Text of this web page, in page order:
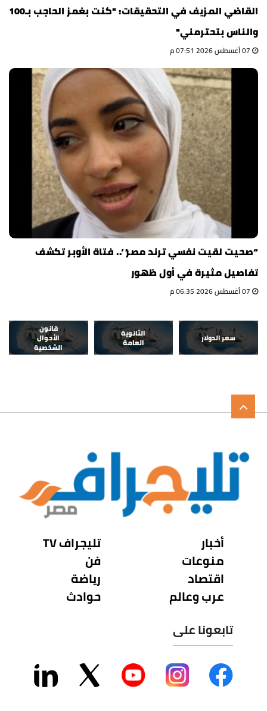
القاضي المزيف في التحقيقات: "كنت بغمز الحاجب بـ100
والناس بتحترمني"
“صحيت لقيت نفسي ترند مصر”.. فتاة الأوبر تكشف
تفاصيل مثيرة في أول ظهور
سعر الدولار
الثانوية
العامة
قانون
الأحوال
الشخصية
أخبار
منوعات
اقتصاد
عرب وعالم
تليجراف TV
فن
رياضة
حوادث
تابعونا على